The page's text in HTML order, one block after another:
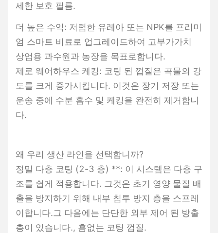
세한 보호 필름.
더 높은 수익: 저렴한 유레아 또는 NPK를 프리미
엄 스마트 비료로 업그레이드하여 고부가가치
상업용 과수원과 농장을 목표로합니다.
제로 웨어하우스 케킹: 코팅 된 껍질은 곡물의 강
도를 크게 증가시킵니다. 이것은 장기 저장 또는
운송 중에 수분 흡수 및 케킹을 완전히 제거합니
다.
왜 우리 생산 라인을 선택합니까?
정밀 다층 코팅 (2-3 층) **: 이 시스템은 다층 구
조를 쉽게 적용합니다. 그것은 초기 영양 물질 배
출을 방지하기 위해 내부 침투 방지 층을 스프레
이합니다.그 다음에는 단단한 외부 제어 된 방출
층이 있습니다., 흠없는 코팅 껍질.